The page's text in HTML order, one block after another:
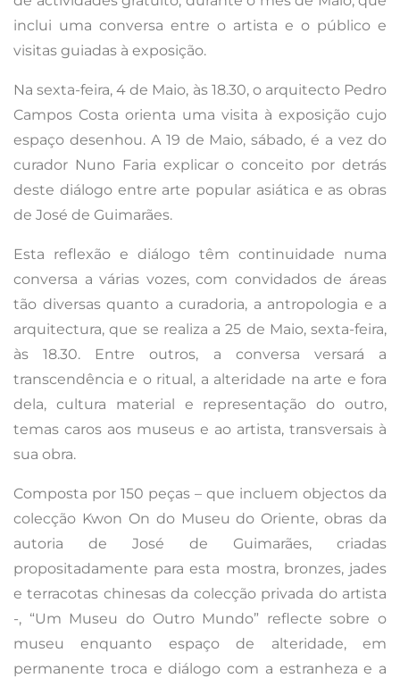
inclui uma conversa entre o artista e o público e
visitas guiadas à exposição.
Na sexta-feira, 4 de Maio, às 18.30, o arquitecto Pedro
Campos Costa orienta uma visita à exposição cujo
espaço desenhou. A 19 de Maio, sábado, é a vez do
curador Nuno Faria explicar o conceito por detrás
deste diálogo entre arte popular asiática e as obras
de José de Guimarães.
Esta reflexão e diálogo têm continuidade numa
conversa a várias vozes, com convidados de áreas
tão diversas quanto a curadoria, a antropologia e a
arquitectura, que se realiza a 25 de Maio, sexta-feira,
às 18.30. Entre outros, a conversa versará a
transcendência e o ritual, a alteridade na arte e fora
dela, cultura material e representação do outro,
temas caros aos museus e ao artista, transversais à
sua obra.
Composta por 150 peças – que incluem objectos da
colecção Kwon On do Museu do Oriente, obras da
autoria de José de Guimarães, criadas
propositadamente para esta mostra, bronzes, jades
e terracotas chinesas da colecção privada do artista
-, “Um Museu do Outro Mundo” reflecte sobre o
museu enquanto espaço de alteridade, em
permanente troca e diálogo com a estranheza e a